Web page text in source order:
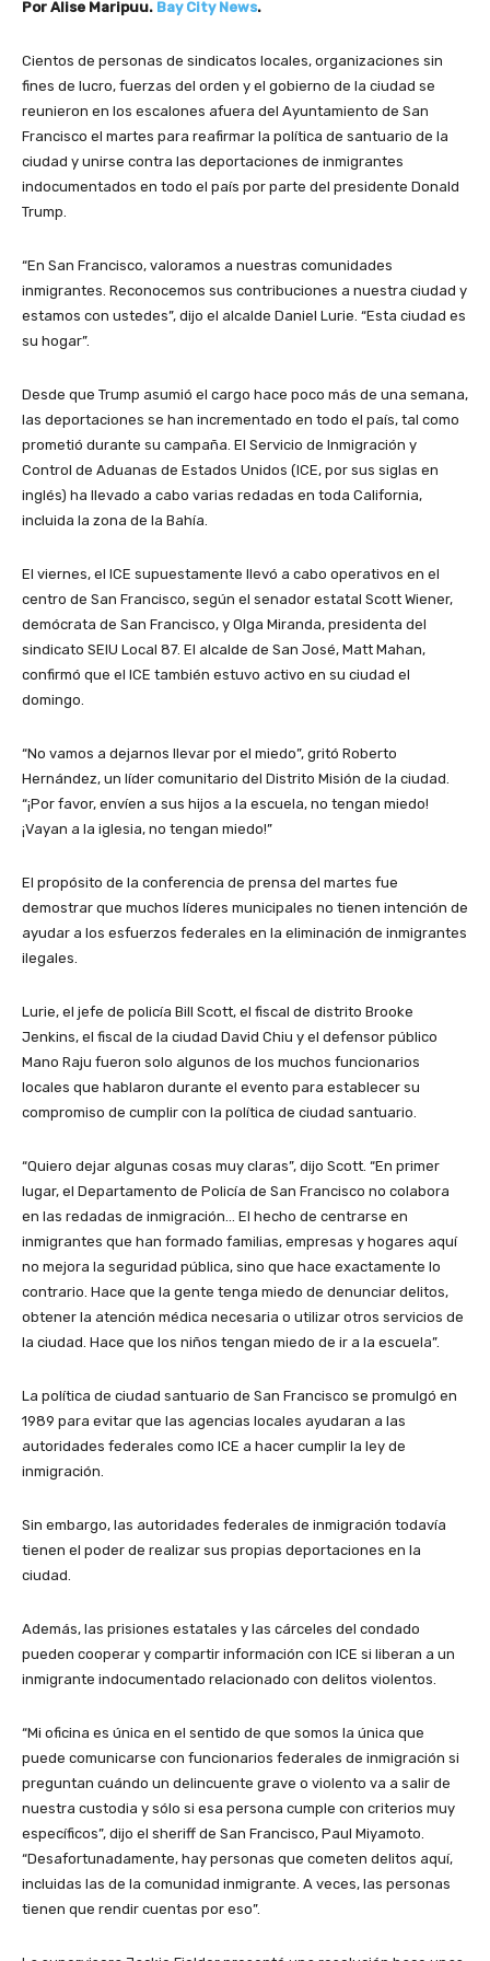
o
u
c
t
o
r
d
e
u
d
i
o
Por Alise Maripuu. Bay City News.
Cientos de personas de sindicatos locales, organizaciones sin
fines de lucro, fuerzas del orden y el gobierno de la ciudad se
reunieron en los escalones afuera del Ayuntamiento de San
Francisco el martes para reafirmar la política de santuario de la
ciudad y unirse contra las deportaciones de inmigrantes
indocumentados en todo el país por parte del presidente Donald
Trump.
“En San Francisco, valoramos a nuestras comunidades
inmigrantes. Reconocemos sus contribuciones a nuestra ciudad y
estamos con ustedes”, dijo el alcalde Daniel Lurie. “Esta ciudad es
su hogar”.
Desde que Trump asumió el cargo hace poco más de una semana,
las deportaciones se han incrementado en todo el país, tal como
prometió durante su campaña. El Servicio de Inmigración y
Control de Aduanas de Estados Unidos (ICE, por sus siglas en
inglés) ha llevado a cabo varias redadas en toda California,
incluida la zona de la Bahía.
El viernes, el ICE supuestamente llevó a cabo operativos en el
centro de San Francisco, según el senador estatal Scott Wiener,
demócrata de San Francisco, y Olga Miranda, presidenta del
sindicato SEIU Local 87. El alcalde de San José, Matt Mahan,
confirmó que el ICE también estuvo activo en su ciudad el
domingo.
“No vamos a dejarnos llevar por el miedo”, gritó Roberto
Hernández, un líder comunitario del Distrito Misión de la ciudad.
“¡Por favor, envíen a sus hijos a la escuela, no tengan miedo!
¡Vayan a la iglesia, no tengan miedo!”
El propósito de la conferencia de prensa del martes fue
demostrar que muchos líderes municipales no tienen intención de
ayudar a los esfuerzos federales en la eliminación de inmigrantes
ilegales.
Lurie, el jefe de policía Bill Scott, el fiscal de distrito Brooke
Jenkins, el fiscal de la ciudad David Chiu y el defensor público
Mano Raju fueron solo algunos de los muchos funcionarios
locales que hablaron durante el evento para establecer su
compromiso de cumplir con la política de ciudad santuario.
“Quiero dejar algunas cosas muy claras”, dijo Scott. “En primer
lugar, el Departamento de Policía de San Francisco no colabora
en las redadas de inmigración… El hecho de centrarse en
inmigrantes que han formado familias, empresas y hogares aquí
no mejora la seguridad pública, sino que hace exactamente lo
contrario. Hace que la gente tenga miedo de denunciar delitos,
obtener la atención médica necesaria o utilizar otros servicios de
la ciudad. Hace que los niños tengan miedo de ir a la escuela”.
La política de ciudad santuario de San Francisco se promulgó en
1989 para evitar que las agencias locales ayudaran a las
autoridades federales como ICE a hacer cumplir la ley de
inmigración.
Sin embargo, las autoridades federales de inmigración todavía
tienen el poder de realizar sus propias deportaciones en la
ciudad.
Además, las prisiones estatales y las cárceles del condado
pueden cooperar y compartir información con ICE si liberan a un
inmigrante indocumentado relacionado con delitos violentos.
“Mi oficina es única en el sentido de que somos la única que
puede comunicarse con funcionarios federales de inmigración si
preguntan cuándo un delincuente grave o violento va a salir de
nuestra custodia y sólo si esa persona cumple con criterios muy
específicos”, dijo el sheriff de San Francisco, Paul Miyamoto.
“Desafortunadamente, hay personas que cometen delitos aquí,
incluidas las de la comunidad inmigrante. A veces, las personas
tienen que rendir cuentas por eso”.